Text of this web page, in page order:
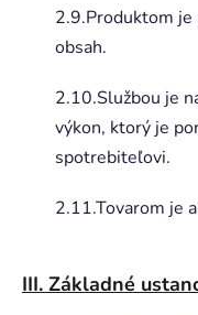
2.9.Produktom je
obsah.
2.10.Službou je
výkon, ktorý je
spotrebiteľovi.
2.11.Tovarom je
III. Základné